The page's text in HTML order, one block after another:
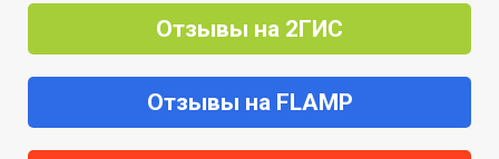
Отзывы на 2ГИС
Отзывы на FLAMP